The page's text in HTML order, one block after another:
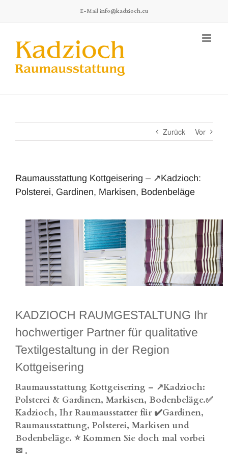
springen
E-Mail info@kadzioch.eu
Zurück Vor
Raumausstattung Kottgeisering – ↗️Kadzioch:
Polsterei, Gardinen, Markisen, Bodenbeläge
KADZIOCH RAUMGESTALTUNG Ihr
hochwertiger Partner für qualitative
Textilgestaltung in der Region
Kottgeisering
Raumausstattung Kottgeisering – ↗️Kadzioch:
Polsterei & Gardinen, Markisen, Bodenbeläge.✅
Kadzioch, Ihr Raumausstatter für ✔️Gardinen,
Raumausstattung, Polsterei, Markisen und
Bodenbeläge. ⭐ Kommen Sie doch mal vorbei
✉ .